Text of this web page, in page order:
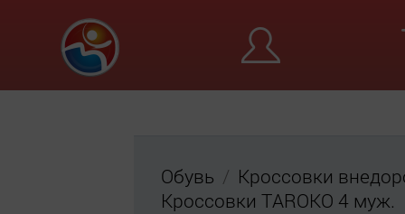
Обувь
Кроссовки
Кроссовки TAROKO 4 муж.